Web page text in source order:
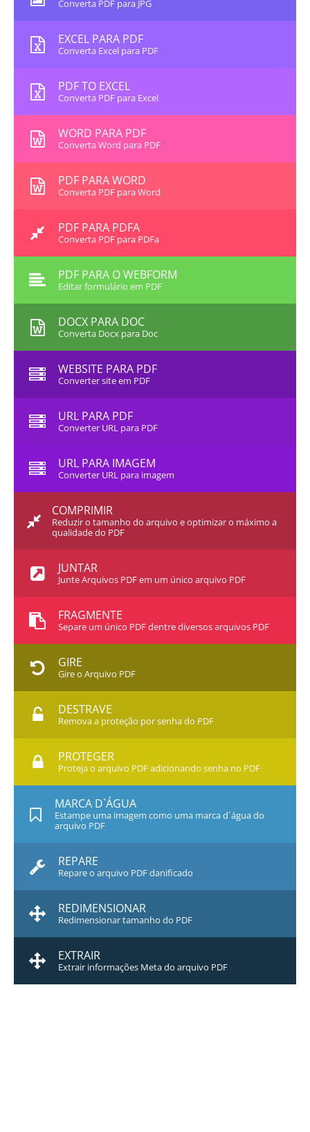
Converta PDF para JPG
EXCEL PARA PDF
Converta Excel para PDF
PDF TO EXCEL
Converta PDF para Excel
WORD PARA PDF
Converta Word para PDF
PDF PARA WORD
Converta PDF para Word
PDF PARA PDFA
Converta PDF para PDFa
PDF PARA O WEBFORM
Editar formulário em PDF
DOCX PARA DOC
Converta Docx para Doc
WEBSITE PARA PDF
Converter site em PDF
URL PARA PDF
Converter URL para PDF
URL PARA IMAGEM
Converter URL para imagem
COMPRIMIR
Reduzir o tamanho do arquivo e optimizar o máximo a
qualidade do PDF
JUNTAR
Junte Arquivos PDF em um único arquivo PDF
FRAGMENTE
Separe um único PDF dentre diversos arquivos PDF
GIRE
Gire o Arquivo PDF
DESTRAVE
Remova a proteção por senha do PDF
PROTEGER
Proteja o arquivo PDF adicionando senha no PDF
MARCA D`ÁGUA
Estampe uma imagem como uma marca d`água do
arquivo PDF
REPARE
Repare o arquivo PDF danificado
REDIMENSIONAR
Redimensionar tamanho do PDF
EXTRAIR
Extrair informações Meta do arquivo PDF